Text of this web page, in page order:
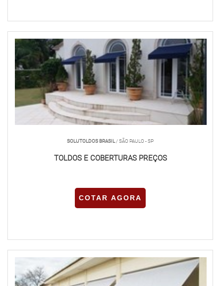
SOLUTOLDOS BRASIL/ SÃO PAULO - SP
TOLDOS E COBERTURAS PREÇOS
COTAR AGORA